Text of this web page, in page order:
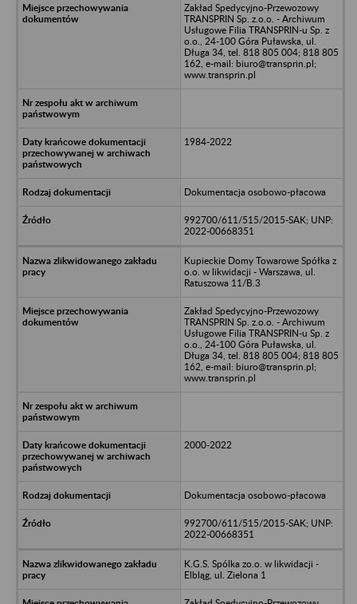
Zakład Spedycyjno-Przewozowy
TRANSPRIN Sp. z.o.o. - Archiwum
Usługowe Filia TRANSPRIN-u Sp. z
o.o., 24-100 Góra Puławska, ul.
Długa 34, tel. 818 805 004; 818 805
162, e-mail: biuro@transprin.pl;
www.transprin.pl
1984-2022
Dokumentacja osobowo-płacowa
992700/611/515/2015-SAK; UNP:
2022-00668351
Kupieckie Domy Towarowe Spółka z
o.o. w likwidacji - Warszawa, ul.
Ratuszowa 11/B.3
Zakład Spedycyjno-Przewozowy
TRANSPRIN Sp. z.o.o. - Archiwum
Usługowe Filia TRANSPRIN-u Sp. z
o.o., 24-100 Góra Puławska, ul.
Długa 34, tel. 818 805 004; 818 805
162, e-mail: biuro@transprin.pl;
www.transprin.pl
2000-2022
Dokumentacja osobowo-płacowa
992700/611/515/2015-SAK; UNP:
2022-00668351
K.G.S. Spólka zo.o. w likwidacji -
Elbląg, ul. Zielona 1